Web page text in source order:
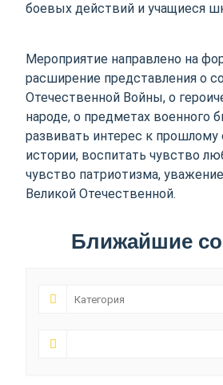
боевых действий и учащиеся
Мероприятие направлено на
расширение представления о
Отечественной Войны, о
народе, о предметах военного
развивать интерес к прошлому
истории, воспитать чувство
чувство патриотизма,
Великой Отечественной.
Ближайшие